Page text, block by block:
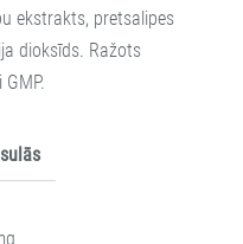
ekstrakts, pretsalipes
dioksīds. Ražots